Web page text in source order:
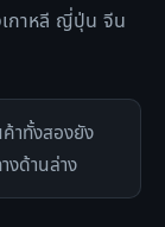
กาหลี ญี่ปุ่น จีน
าทั้งสองยัง
งด้านล่าง